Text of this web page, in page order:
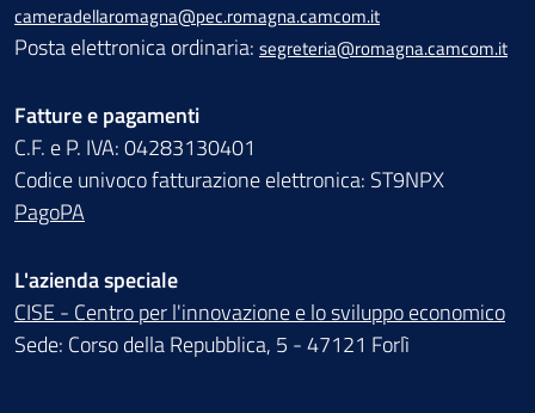
cameradellaromagna@pec.romagna.camcom.it
Posta elettronica ordinaria: segreteria@romagna.camcom.it
Fatture e pagamenti
C.F. e P. IVA: 04283130401
Codice univoco fatturazione elettronica: ST9NPX
PagoPA
L'azienda speciale
CISE - Centro per l'innovazione e lo sviluppo economico
Sede: Corso della Repubblica, 5 - 47121 Forlì